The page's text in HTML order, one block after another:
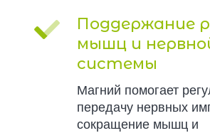
Поддержание
мышц и
системы
Магний помогает
передачу нервных
сокращение мышц и